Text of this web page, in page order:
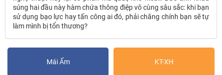
súng hai đầu này hàm chứa thông điệp vô cùng sâu sắc: khi bạn
sử dụng bạo lực hay tấn công ai đó, phải chăng chính bạn sẽ tự
làm mình bị tổn thương?
Mái Ấm KT-XH